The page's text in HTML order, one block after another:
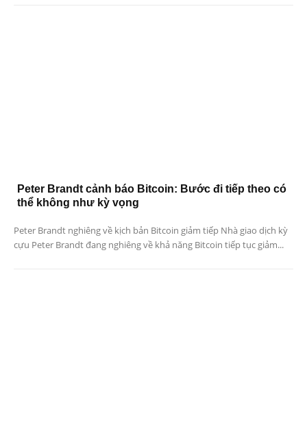
Peter Brandt cảnh báo Bitcoin: Bước đi tiếp theo có
thể không như kỳ vọng
Peter Brandt nghiêng về kịch bản Bitcoin giảm tiếp Nhà giao dịch kỳ
cựu Peter Brandt đang nghiêng về khả năng Bitcoin tiếp tục giảm...